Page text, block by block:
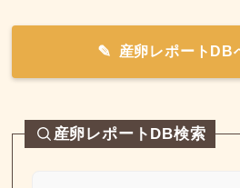
産卵レポートDB
産卵レポートDB検索